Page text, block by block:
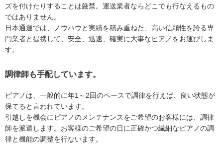
ズを付けたりすることは厳禁。運送業者ならどこでも行なえるもの
ではありません。
日本通運では、ノウハウと実績を積み重ねた、高い信頼性を誇る専
門業者と提携して、安全、迅速、確実に大事なピアノをお運びしま
す。
調律師も手配しています。
ピアノは、一般的に年1～2回のペースで調律を行えば、良い状態が
保てると言われています。
引越しを機会にピアノのメンテナンスをご希望のお客様には、調律
師を派遣します。お客様のご希望の日に正確かつ繊細なピアノの調
律と機能の調整を行ないます。